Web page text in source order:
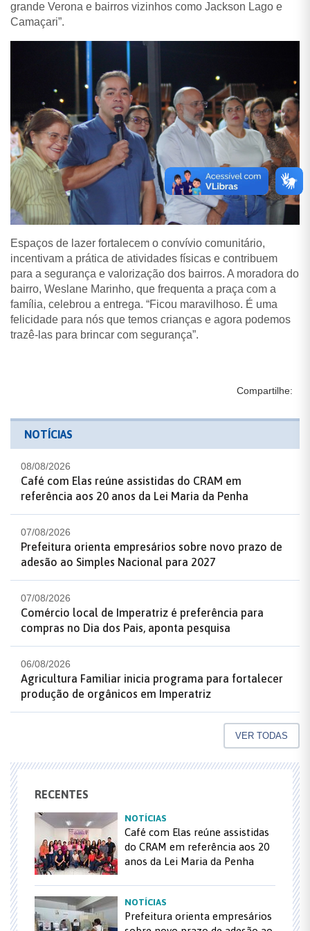
grande Verona e bairros vizinhos como Jackson Lago e
Camaçari”.
Espaços de lazer fortalecem o convívio comunitário,
incentivam a prática de atividades físicas e contribuem
para a segurança e valorização dos bairros. A moradora do
bairro, Weslane Marinho, que frequenta a praça com a
família, celebrou a entrega. “Ficou maravilhoso. É uma
felicidade para nós que temos crianças e agora podemos
trazê-las para brincar com segurança”.
Compartilhe:
NOTÍCIAS
08/08/2026
Café com Elas reúne assistidas do CRAM em
referência aos 20 anos da Lei Maria da Penha
07/08/2026
Prefeitura orienta empresários sobre novo prazo de
adesão ao Simples Nacional para 2027
07/08/2026
Comércio local de Imperatriz é preferência para
compras no Dia dos Pais, aponta pesquisa
06/08/2026
Agricultura Familiar inicia programa para fortalecer
produção de orgânicos em Imperatriz
VER TODAS
RECENTES
NOTÍCIAS
Café com Elas reúne assistidas
do CRAM em referência aos 20
anos da Lei Maria da Penha
NOTÍCIAS
Prefeitura orienta empresários